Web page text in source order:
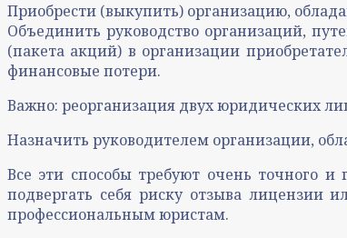
Приобрести (выкупить) организацию,
Объединить руководство организаций,
(пакета акций) в организации
финансовые потери.
Важно: реорганизация двух юридических
Назначить руководителем организации,
Все эти способы требуют очень точного
подвергать себя риску отзыва лицензии
профессиональным юристам.